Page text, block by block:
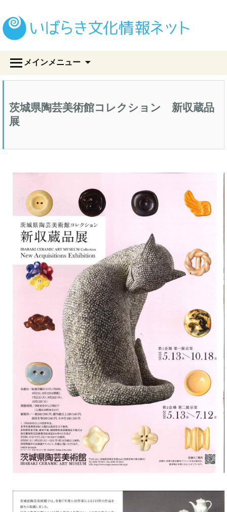
メインメニュー
テ
へ
プ
茨城県陶芸美術館コレクション 新収蔵品
展